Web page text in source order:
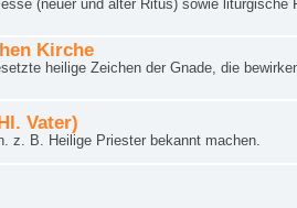
(neuer und alter Ritus) sowie liturgische
Kirche
heilige Zeichen der Gnade, die
Vater)
z. B. Heilige Priester bekannt machen.